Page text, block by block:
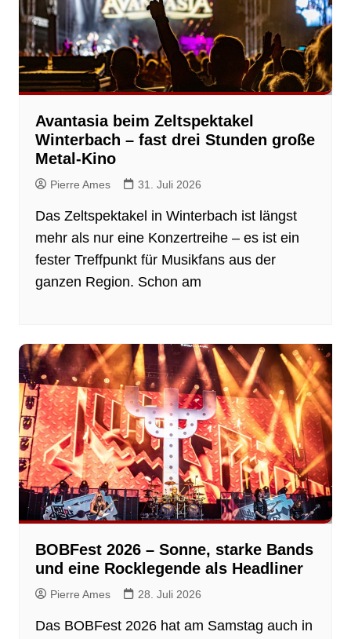
Avantasia beim Zeltspektakel
Winterbach – fast drei Stunden große
Metal-Kino
Pierre Ames 31. Juli 2026
Das Zeltspektakel in Winterbach ist längst
mehr als nur eine Konzertreihe – es ist ein
fester Treffpunkt für Musikfans aus der
ganzen Region. Schon am
BOBFest 2026 – Sonne, starke Bands
und eine Rocklegende als Headliner
Pierre Ames 28. Juli 2026
Das BOBFest 2026 hat am Samstag auch in